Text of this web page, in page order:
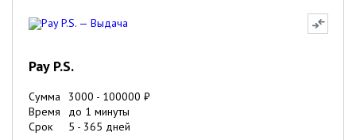
Pay P.S.
Сумма 3000 - 100000 ₽
Время
до 1 минуты
Срок
5 - 365 дней